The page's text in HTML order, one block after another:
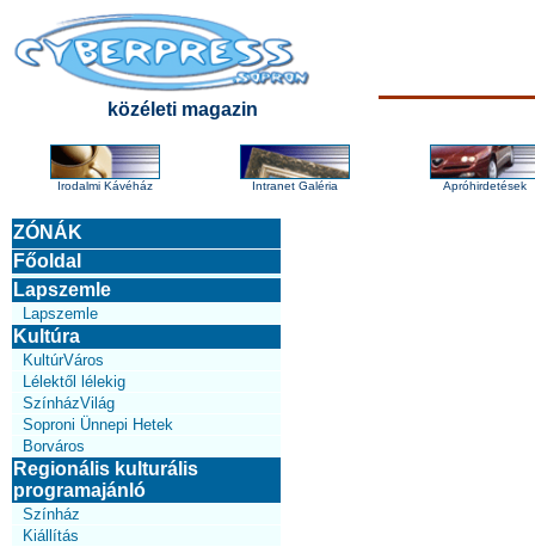
közéleti magazin
Irodalmi Kávéház Intranet Galéria Apróhirdetések
ZÓNÁK
Főoldal
Lapszemle
Lapszemle
Kultúra
KultúrVáros
Lélektől lélekig
SzínházVilág
Soproni Ünnepi Hetek
Borváros
Regionális kulturális
programajánló
Színház
Kiállítás